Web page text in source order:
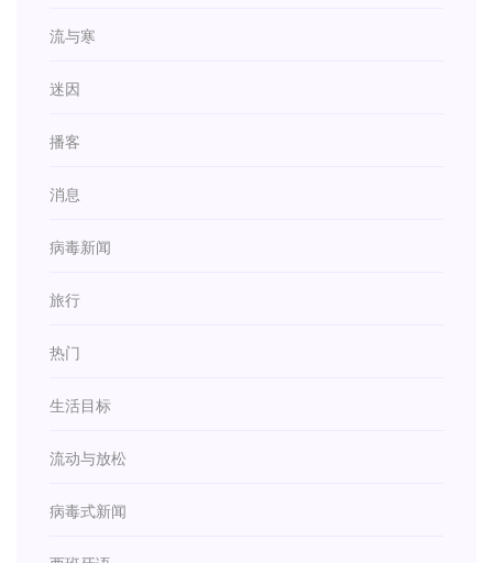
流与寒
迷因
播客
消息
病毒新闻
旅行
热门
生活目标
流动与放松
病毒式新闻